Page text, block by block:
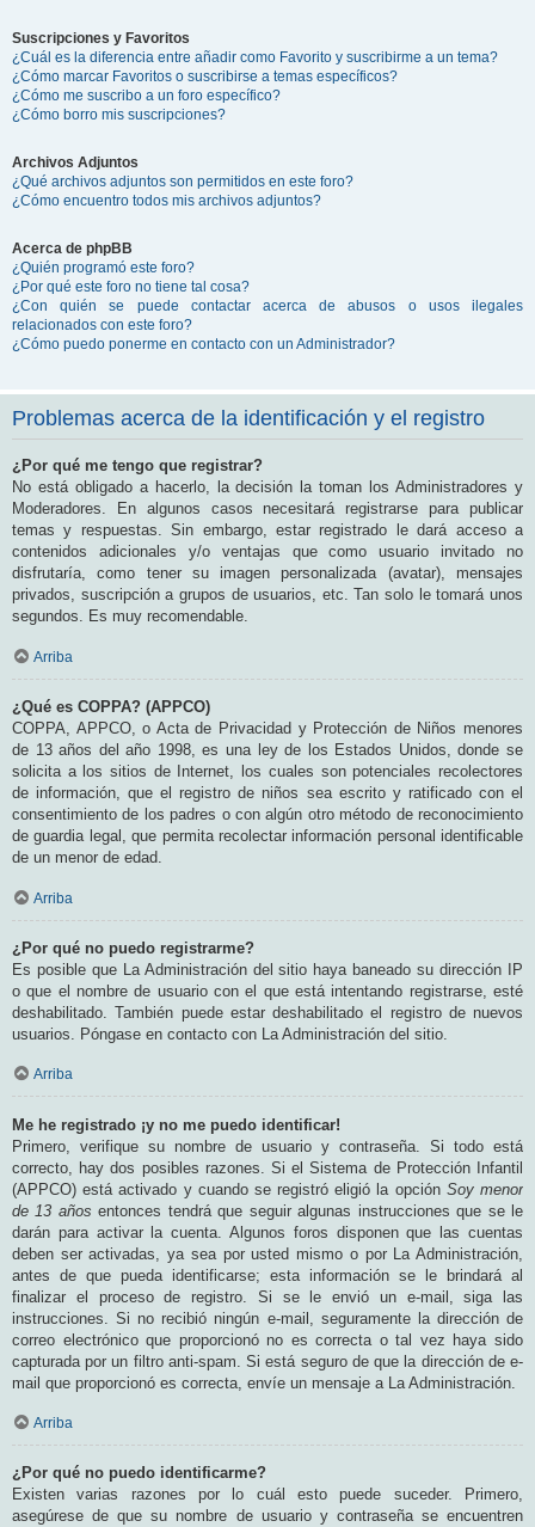
Suscripciones y Favoritos
¿Cuál es la diferencia entre añadir como Favorito y suscribirme a un tema?
¿Cómo marcar Favoritos o suscribirse a temas específicos?
¿Cómo me suscribo a un foro específico?
¿Cómo borro mis suscripciones?
Archivos Adjuntos
¿Qué archivos adjuntos son permitidos en este foro?
¿Cómo encuentro todos mis archivos adjuntos?
Acerca de phpBB
¿Quién programó este foro?
¿Por qué este foro no tiene tal cosa?
¿Con quién se puede contactar acerca de abusos o usos ilegales
relacionados con este foro?
¿Cómo puedo ponerme en contacto con un Administrador?
Problemas acerca de la identificación y el registro
¿Por qué me tengo que registrar?
No está obligado a hacerlo, la decisión la toman los Administradores y
Moderadores. En algunos casos necesitará registrarse para publicar
temas y respuestas. Sin embargo, estar registrado le dará acceso a
contenidos adicionales y/o ventajas que como usuario invitado no
disfrutaría, como tener su imagen personalizada (avatar), mensajes
privados, suscripción a grupos de usuarios, etc. Tan solo le tomará unos
segundos. Es muy recomendable.
Arriba
¿Qué es COPPA? (APPCO)
COPPA, APPCO, o Acta de Privacidad y Protección de Niños menores
de 13 años del año 1998, es una ley de los Estados Unidos, donde se
solicita a los sitios de Internet, los cuales son potenciales recolectores
de información, que el registro de niños sea escrito y ratificado con el
consentimiento de los padres o con algún otro método de reconocimiento
de guardia legal, que permita recolectar información personal identificable
de un menor de edad.
Arriba
¿Por qué no puedo registrarme?
Es posible que La Administración del sitio haya baneado su dirección IP
o que el nombre de usuario con el que está intentando registrarse, esté
deshabilitado. También puede estar deshabilitado el registro de nuevos
usuarios. Póngase en contacto con La Administración del sitio.
Arriba
Me he registrado ¡y no me puedo identificar!
Primero, verifique su nombre de usuario y contraseña. Si todo está
correcto, hay dos posibles razones. Si el Sistema de Protección Infantil
(APPCO) está activado y cuando se registró eligió la opción Soy menor
de 13 años entonces tendrá que seguir algunas instrucciones que se le
darán para activar la cuenta. Algunos foros disponen que las cuentas
deben ser activadas, ya sea por usted mismo o por La Administración,
antes de que pueda identificarse; esta información se le brindará al
finalizar el proceso de registro. Si se le envió un e-mail, siga las
instrucciones. Si no recibió ningún e-mail, seguramente la dirección de
correo electrónico que proporcionó no es correcta o tal vez haya sido
capturada por un filtro anti-spam. Si está seguro de que la dirección de e-
mail que proporcionó es correcta, envíe un mensaje a La Administración.
Arriba
¿Por qué no puedo identificarme?
Existen varias razones por lo cuál esto puede suceder. Primero,
asegúrese de que su nombre de usuario y contraseña se encuentren